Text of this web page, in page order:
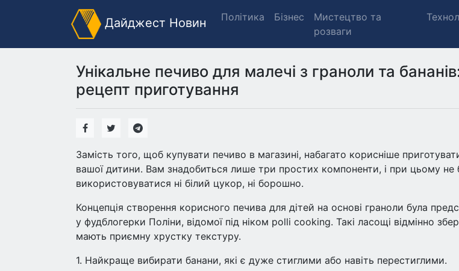
Дайджест Новин Політика Бізнес
Мистецтво та
розваги
Унікальне печиво для малечі з граноли та
рецепт приготування
Замість того, щоб купувати печиво в магазині, набагато корисніше
вашої дитини. Вам знадобиться лише три простих компоненти, і при цьому не
використовуватися ні білий цукор, ні борошно.
Концепція створення корисного печива для дітей на основі граноли була
у фудблогерки Поліни, відомої під ніком polli cooking. Такі ласощі відмінно
мають приємну хрустку текстуру.
1. Найкраще вибирати банани, які є дуже стиглими або навіть перестиглими.